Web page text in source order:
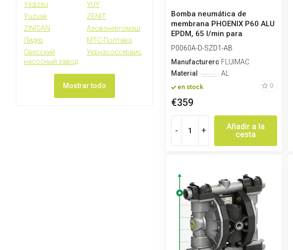
Yildizsu
YUY
Yuzuak
ZENIT
ZINISAN
Азовэнергомаш
Лидер
МТС-Полтава
Свесский
насосный завод
Укрнасоссервис
Mostrar todo
Bomba neumática de
membrana PHOENIX P60 ALU
EPDM, 65 l/min para
adhesivos PVAc
P0060A-D-SZD1-AB
Manufacturero FLUIMAC
Material
AL
en stock 0
€359
- +
Añadir a la
cesta